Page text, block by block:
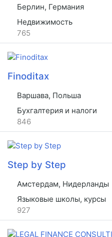
Берлин, Германия
Недвижимость
765
Finoditax
Варшава, Польша
Бухгалтерия и налоги
846
Step by Step
Амстердам, Нидерланды
Языковые школы, курсы
927